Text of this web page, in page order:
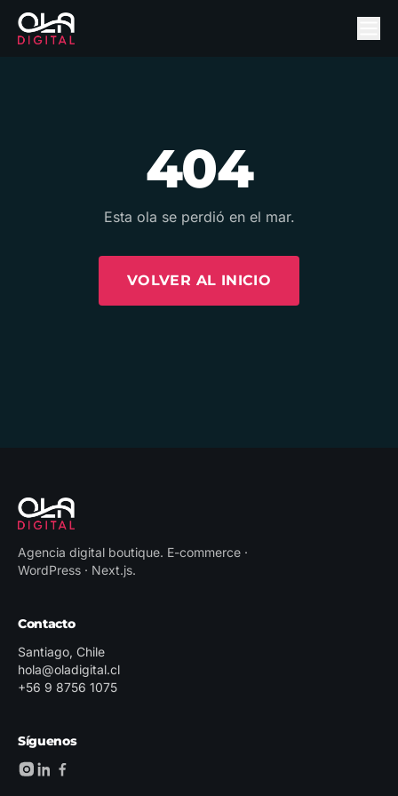
404
Esta ola se perdió en el mar.
VOLVER AL INICIO
Agencia digital boutique. E-commerce ·
WordPress · Next.js.
Contacto
Santiago, Chile
hola@oladigital.cl
+56 9 8756 1075
Síguenos